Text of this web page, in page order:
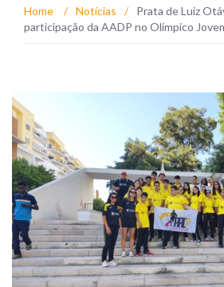
Home / Notícias /
Prata de Luiz
participação da AADP no Olímpico